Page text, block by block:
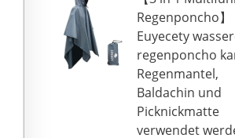
für
Regenfälle
aufzubewahren.
(HINWEIS :
sind NICHT im
Lieferumfang
enthalten).
FUNKTION:
tragen und zu
verwenden.
Regenponcho】
Euyecety
regenponcho
Regenmantel,
Baldachin und
Picknickmatte
verwendet